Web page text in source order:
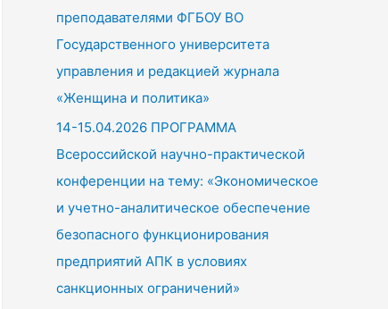
преподавателями ФГБОУ ВО
Государственного университета
управления и редакцией журнала
«Женщина и политика»
14-15.04.2026 ПРОГРАММА
Всероссийской научно-практической
конференции на тему: «Экономическое
и учетно-аналитическое обеспечение
безопасного функционирования
предприятий АПК в условиях
санкционных ограничений»